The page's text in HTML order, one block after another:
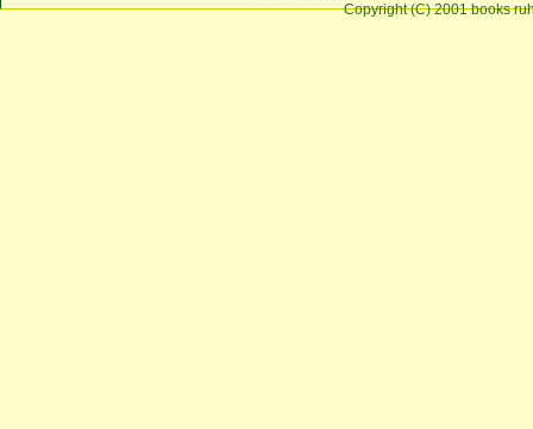
Copyright (C) 2001 books